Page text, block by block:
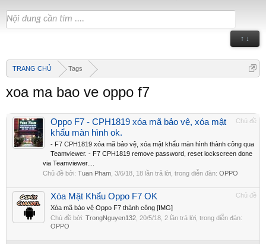
↑ ↓
TRANG CHỦ Tags
xoa ma bao ve oppo f7
Chủ đề
Oppo F7 - CPH1819 xóa mã bảo vệ, xóa mật
khẩu màn hình ok.
- F7 CPH1819 xóa mã bảo vệ, xóa mật khẩu màn hình thành công qua
Teamviewer. - F7 CPH1819 remove password, reset lockscreen done
via Teamviewer....
Chủ đề bởi: Tuan Pham 3/6/18 , 18 lần trả lời, trong diễn đàn: OPPO
Chủ đề
Xóa Mật Khẩu Oppo F7 OK
Xóa mã bảo vệ Oppo F7 thành công [IMG]
Chủ đề bởi: TrongNguyen132 20/5/18 , 2 lần trả lời, trong diễn đàn:
OPPO